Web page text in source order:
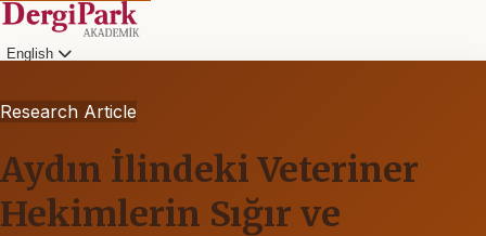
English
Research Article
Aydın İlindeki Veteriner
Hekimlerin Sığır ve